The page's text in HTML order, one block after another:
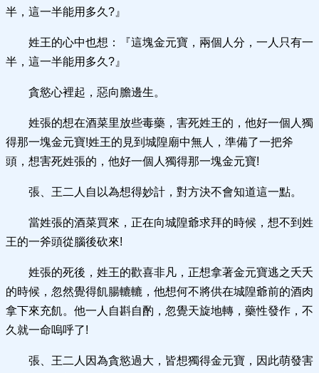
半，這一半能用多久?』
姓王的心中也想：『這塊金元寶，兩個人分，一人只有一
半，這一半能用多久?』
貪慾心裡起，惡向膽邊生。
姓張的想在酒菜里放些毒藥，害死姓王的，他好一個人獨
得那一塊金元寶!姓王的見到城隍廟中無人，準備了一把斧
頭，想害死姓張的，他好一個人獨得那一塊金元寶!
張、王二人自以為想得妙計，對方決不會知道這一點。
當姓張的酒菜買來，正在向城隍爺求拜的時候，想不到姓
王的一斧頭從腦後砍來!
姓張的死後，姓王的歡喜非凡，正想拿著金元寶逃之夭夭
的時候，忽然覺得飢腸轆轆，他想何不將供在城隍爺前的酒肉
拿下來充飢。他一人自斟自酌，忽覺天旋地轉，藥性發作，不
久就一命嗚呼了!
張、王二人因為貪慾過大，皆想獨得金元寶，因此萌發害